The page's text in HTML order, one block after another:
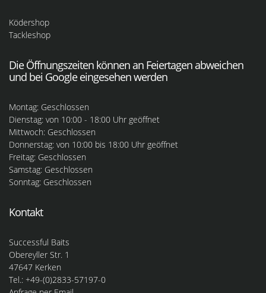
Ködershop
Tackleshop
Die Öffnungszeiten können an Feiertagen abweichen
und bei Google eingesehen werden
Montag: Geschlossen
Dienstag: von 10:00 - 18:00 Uhr geöffnet
Mittwoch: Geschlossen
Donnerstag: von 10:00 bis 18:00 Uhr geöffnet
Freitag: Geschlossen
Samstag: Geschlossen
Sonntag: Geschlossen
Kontakt
Successful Baits
Obereyller Str. 1
47647 Kerken
Tel.: +49-(0)2833-57197-0